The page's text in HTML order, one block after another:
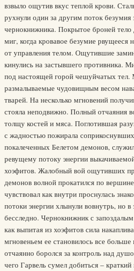
взвыло ощутив вкус теплой крови.
рухнули один за другим поток безумия
чернокнижника. Покрытое броней тело
миг, когда кровавое безумие рвущееся
от управления телом. Ощутившие
кинулись на застывшего противника.
под настоящей горой чешуйчатых тел.
размалываемые чудовищным весом
тварей. На несколько мгновений
стояла неподвижно. Полный отчаяния
толщу костей и мяса. Поглотившая
с жадностью пожирала
покалеченных Белетом демонов,
ревущему потоку энергии
хоэфитов. Жалобный вой ощутивших
демонов волной прокатился по
чувствовал как внутри проснулась
потоки энергии хлынули вовнутрь, но в
бесследно. Чернокнижник с
как выпитая из хоэфитов сила
мгновеньем ее становилось все
отчаянно боролся за контроль над
чего Гарвель сумел добиться –